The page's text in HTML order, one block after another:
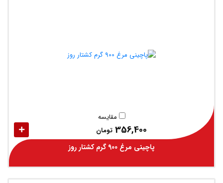
مقایسه
356,400 تومان
پاچینی مرغ 900 گرم کشتار روز